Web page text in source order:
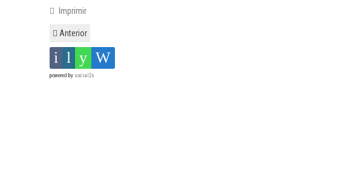
Imprimir
Anterior
powered by social2s